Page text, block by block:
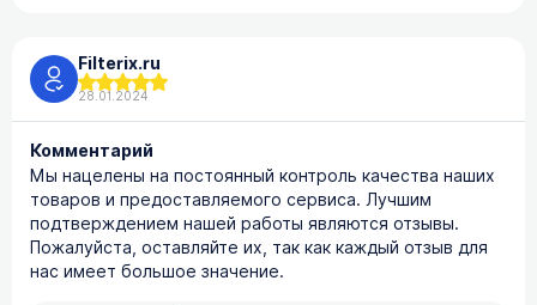
Filterix.ru
28.01.2024
Комментарий
Мы нацелены на постоянный контроль качества наших
товаров и предоставляемого сервиса. Лучшим
подтверждением нашей работы являются отзывы.
Пожалуйста, оставляйте их, так как каждый отзыв для
нас имеет большое значение.